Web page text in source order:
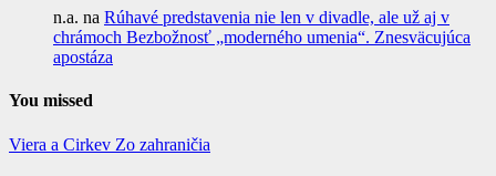
n.a. na Rúhavé predstavenia nie len v divadle, ale už aj v
chrámoch Bezbožnosť „moderného umenia“. Znesväcujúca
apostáza
You missed
Viera a Cirkev Zo zahraničia